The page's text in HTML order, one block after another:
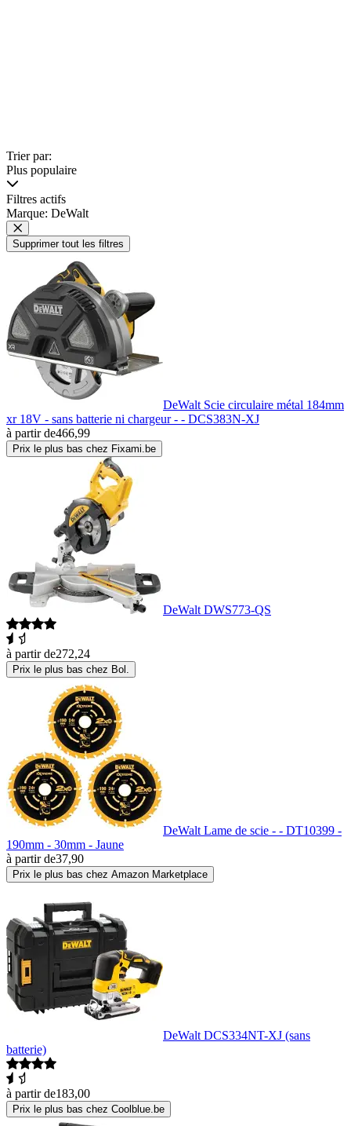
Trier par:
Plus populaire
Filtres actifs
Marque: DeWalt
Supprimer tout les filtres
DeWalt Scie circulaire métal 184mm
xr 18V - sans batterie ni chargeur - - DCS383N-XJ
à partir de466,99
Prix le plus bas chez Fixami.be
DeWalt DWS773-QS
à partir de272,24
Prix le plus bas chez Bol.
DeWalt Lame de scie - - DT10399 -
190mm - 30mm - Jaune
à partir de37,90
Prix le plus bas chez Amazon Marketplace
DeWalt DCS334NT-XJ (sans
batterie)
à partir de183,00
Prix le plus bas chez Coolblue.be